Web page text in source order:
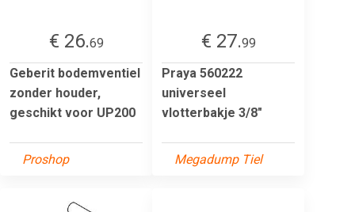
€ 26.69
Geberit bodemventiel
zonder houder,
geschikt voor UP200
Proshop
€ 27.99
Praya 560222
universeel
vlotterbakje 3/8"
Megadump Tiel